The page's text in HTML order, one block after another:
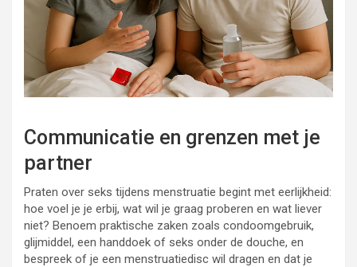
Communicatie en grenzen met je
partner
Praten over seks tijdens menstruatie begint met eerlijkheid:
hoe voel je je erbij, wat wil je graag proberen en wat liever
niet? Benoem praktische zaken zoals condoomgebruik,
glijmiddel, een handdoek of seks onder de douche, en
bespreek of je een menstruatiedisc wil dragen en dat je